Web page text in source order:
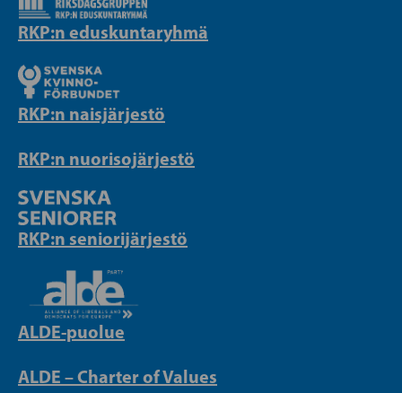
RKP:n eduskuntaryhmä
RKP:n naisjärjestö
RKP:n nuorisojärjestö
RKP:n seniorijärjestö
ALDE-puolue
ALDE – Charter of Values